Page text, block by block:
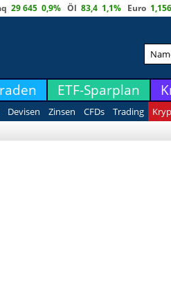
29 645 0,9% Öl 83,4 1,1% Euro
ETF-Sparplan
Devisen Zinsen CFDs Trading